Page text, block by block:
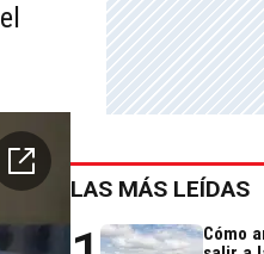
LAS MÁS LEÍDAS
Cómo